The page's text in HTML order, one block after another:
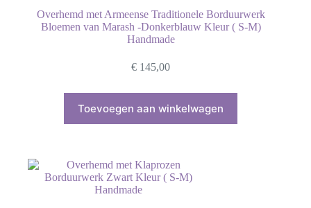
Overhemd met Armeense Traditionele Borduurwerk
Bloemen van Marash -Donkerblauw Kleur ( S-M)
Handmade
€ 145,00
Toevoegen aan winkelwagen